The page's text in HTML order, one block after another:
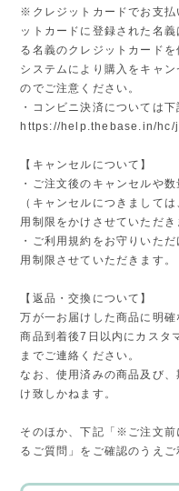
※クレジットカードでお支払
ットカードに登録された名
る名義のクレジットカード
システムにより購入をキャ
のでご注意ください。
・コンビニ決済については
https://help.thebase.in/hc/
【キャンセルについて】
・ご注文後のキャンセルや
（キャンセルにつきまして
用制限をかけさせていただき
・ご利用規約をお守りいた
用制限させていただきます。
【返品・交換について】
万が一お届けした商品に明確
商品到着後7日以内にカスタ
までご連絡ください。
なお、使用済みの商品及び
け致しかねます。
そのほか、下記「※ご注文
るご質問」をご確認のうえご